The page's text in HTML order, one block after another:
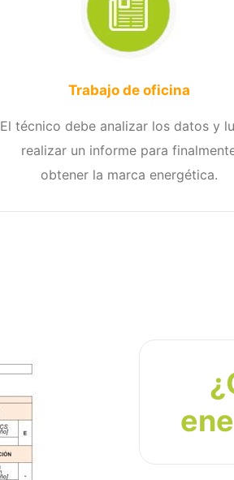
Trabajo de oficina
El técnico debe analizar los datos y
realizar un informe para
obtener la marca energética.